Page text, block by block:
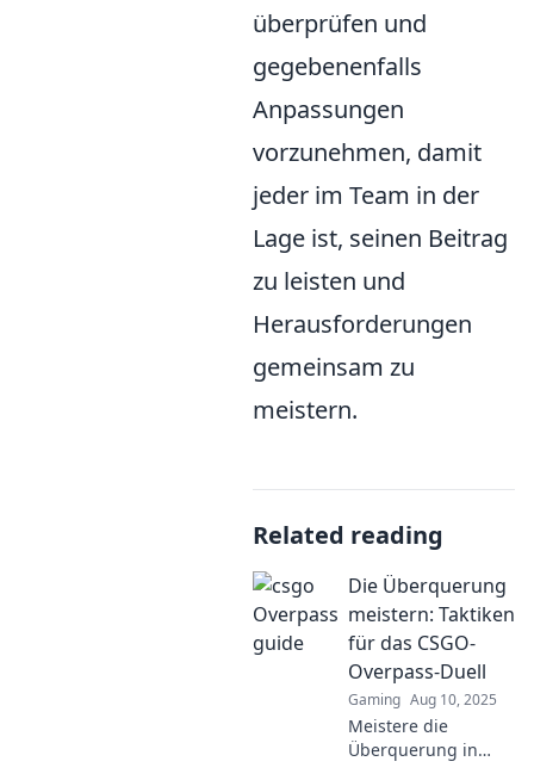
überprüfen und
gegebenenfalls
Anpassungen
vorzunehmen, damit
jeder im Team in der
Lage ist, seinen Beitrag
zu leisten und
Herausforderungen
gemeinsam zu
meistern.
Related reading
Die Überquerung
meistern: Taktiken
für das CSGO-
Overpass-Duell
Gaming Aug 10, 2025
Meistere die
Überquerung in